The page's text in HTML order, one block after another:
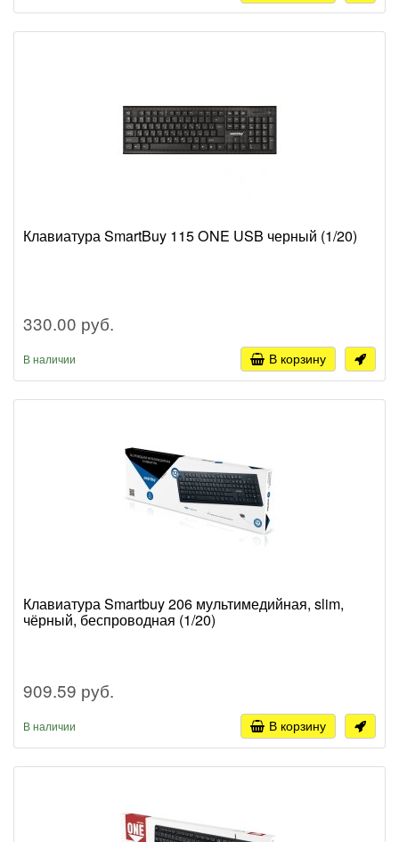
Клавиатура SmartBuy 115 ONE USB черный (1/20)
330.00 руб.
В наличии В корзину
Клавиатура Smartbuy 206 мультимедийная, slim,
чёрный, беспроводная (1/20)
909.59 руб.
В наличии В корзину